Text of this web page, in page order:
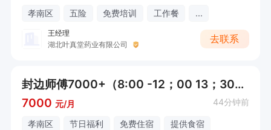
孝南区 五险 免费培训 工作餐 ...
王经理
湖北叶真堂药业有限公司
去联系
封边师傅7000+（8:00 -12；00 13；30-17；30））
7000 元/月 44分钟前
孝南区 节日福利 免费住宿 提供食宿